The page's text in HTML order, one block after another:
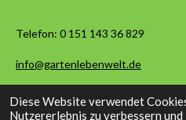
Diese Website verwendet
Nutzererlebnis zu verbessern und
Telefon: 0 151 143 36 829
info@gartenlebenwelt.de
© 2026 Garten Leben Welt